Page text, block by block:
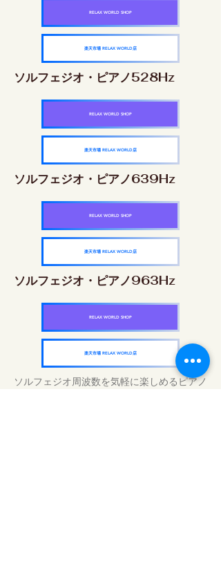
RELAX WORLD SHOP
楽天市場 RELAX WORLD店
ソルフェジオ・ピアノ528Hz
RELAX WORLD SHOP
楽天市場 RELAX WORLD店
ソルフェジオ・ピアノ639Hz
RELAX WORLD SHOP
楽天市場 RELAX WORLD店
ソルフェジオ・ピアノ963Hz
RELAX WORLD SHOP
楽天市場 RELAX WORLD店
ソルフェジオ周波数を気軽に楽しめるピアノ